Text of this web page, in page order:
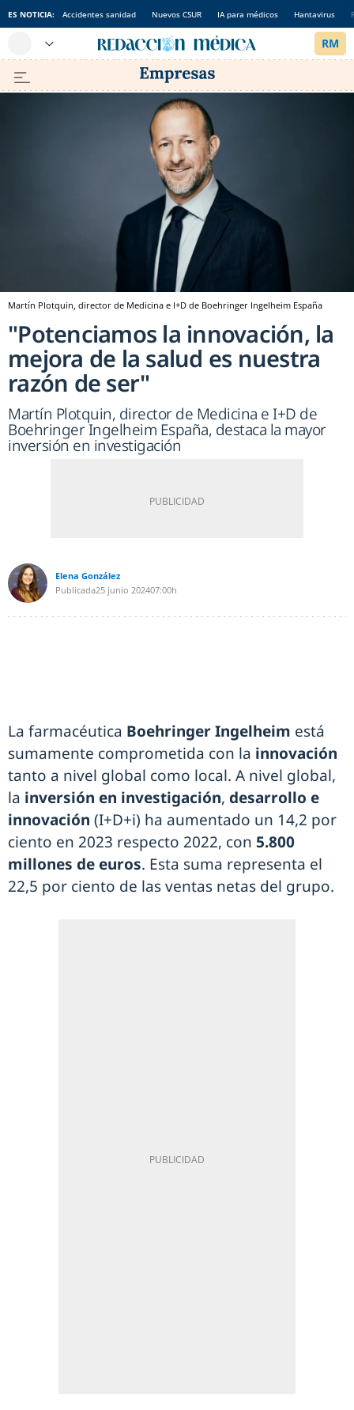
ES NOTICIA: Accidentes sanidad Nuevos CSUR IA para médicos Hantavirus
Martín Plotquin, director de Medicina e I+D de Boehringer Ingelheim España
"Potenciamos la innovación, la
mejora de la salud es nuestra
razón de ser"
Martín Plotquin, director de Medicina e I+D de
Boehringer Ingelheim España, destaca la mayor
inversión en investigación
Elena González
Publicada25 junio 202407:00h
La farmacéutica Boehringer Ingelheim está
sumamente comprometida con la innovación
tanto a nivel global como local. A nivel global,
la inversión en investigación, desarrollo e
innovación (I+D+i) ha aumentado un 14,2 por
ciento en 2023 respecto 2022, con 5.800
millones de euros. Esta suma representa el
22,5 por ciento de las ventas netas del grupo.